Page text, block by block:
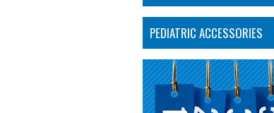
PEDIATRIC ACCESSORIES